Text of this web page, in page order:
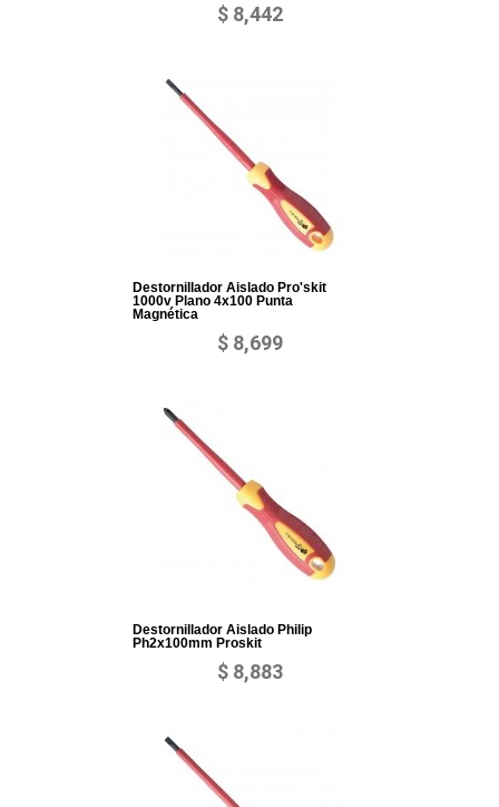
$ 8,442
Destornillador Aislado Pro'skit
1000v Plano 4x100 Punta
Magnética
$ 8,699
Destornillador Aislado Philip
Ph2x100mm Proskit
$ 8,883